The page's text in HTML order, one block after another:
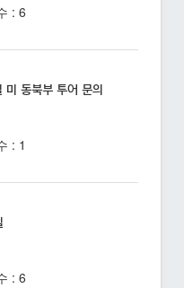
: 6
동북부 투어 문의
: 1
: 6